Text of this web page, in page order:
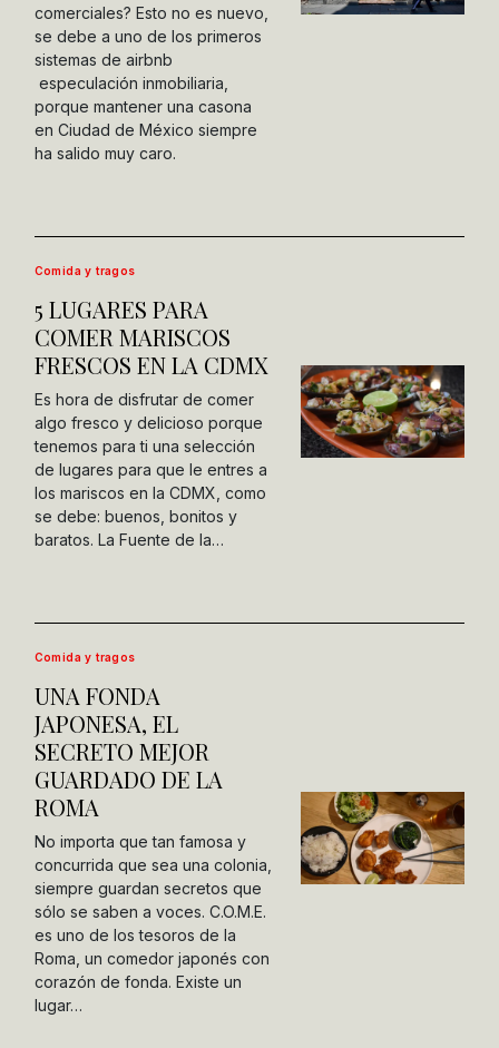
comerciales? Esto no es nuevo,
se debe a uno de los primeros
sistemas de airbnb
especulación inmobiliaria,
porque mantener una casona
en Ciudad de México siempre
ha salido muy caro.
Comida y tragos
5 LUGARES PARA
COMER MARISCOS
FRESCOS EN LA CDMX
Es hora de disfrutar de comer
algo fresco y delicioso porque
tenemos para ti una selección
de lugares para que le entres a
los mariscos en la CDMX, como
se debe: buenos, bonitos y
baratos. La Fuente de la…
Comida y tragos
UNA FONDA
JAPONESA, EL
SECRETO MEJOR
GUARDADO DE LA
ROMA
No importa que tan famosa y
concurrida que sea una colonia,
siempre guardan secretos que
sólo se saben a voces. C.O.M.E.
es uno de los tesoros de la
Roma, un comedor japonés con
corazón de fonda. Existe un
lugar…